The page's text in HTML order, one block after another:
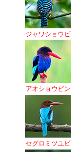
ジャワショウ
アオショウビン
セグロミツユビ